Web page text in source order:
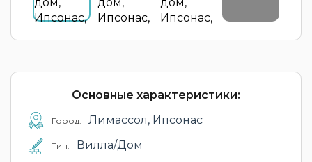
Основные характеристики:
Город: Лимассол, Ипсонас
Тип: Вилла/Дом